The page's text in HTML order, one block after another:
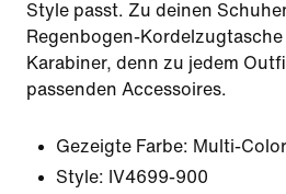
Style passt. Zu deinen
Regenbogen-
Karabiner, denn zu jedem
passenden Accessoires.
Gezeigte Farbe: Multi-
Style: IV4699-900